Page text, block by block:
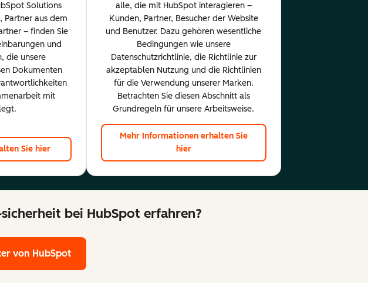
Solutions
Partner aus dem
– finden Sie
und
die unsere
Dokumenten
mit
Sie hier
alle, die mit HubSpot interagieren –
Kunden, Partner, Besucher der Website
und Benutzer. Dazu gehören wesentliche
Bedingungen wie unsere
Datenschutzrichtlinie, die Richtlinie zur
akzeptablen Nutzung und die Richtlinien
für die Verwendung unserer Marken.
Betrachten Sie diesen Abschnitt als
Grundregeln für unsere Arbeitsweise.
Mehr Informationen erhalten Sie
hier
bei HubSpot erfahren?
von HubSpot